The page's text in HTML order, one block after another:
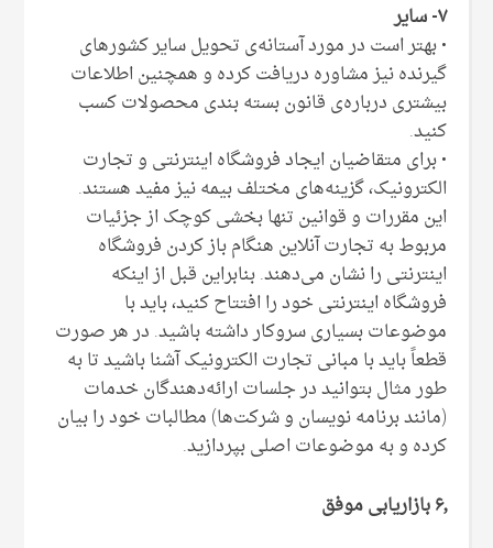
۷- سایر
• بهتر است در مورد آستانه‌ی تحویل سایر کشورهای
گیرنده نیز مشاوره دریافت کرده و همچنین اطلاعات
بیشتری درباره‌ی قانون بسته بندی محصولات کسب
کنید.
• برای متقاضیان ایجاد فروشگاه اینترنتی و تجارت
الکترونیک، گزینه‌های مختلف بیمه نیز مفید هستند.
این مقررات و قوانین تنها بخشی کوچک از جزئیات
مربوط به تجارت آنلاین هنگام باز کردن فروشگاه
اینترنتی را نشان می‌دهند. بنابراین قبل از اینکه
فروشگاه اینترنتی خود را افتتاح کنید، باید با
موضوعات بسیاری سروکار داشته باشید. در هر صورت
قطعاً باید با مبانی تجارت الکترونیک آشنا باشید تا به
طور مثال بتوانید در جلسات ارائه‌دهندگان خدمات
(مانند برنامه نویسان و شرکت‌ها) مطالبات خود را بیان
کرده و به موضوعات اصلی بپردازید.
۶٫ بازاریابی موفق